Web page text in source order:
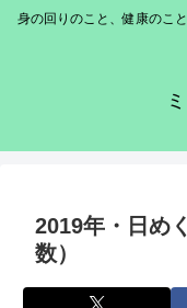
身の回りのこと、健康のこ
2019年・日めくりカレンダー（累計＆残日
数）